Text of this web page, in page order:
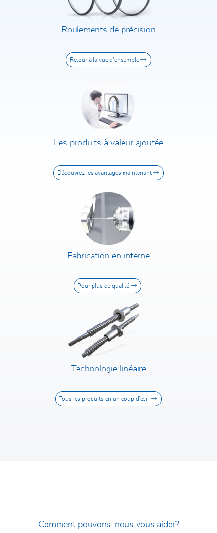
politique de confidentialité
l'accepte. En soumettant le formulaire de
contact, j'accepte que mes données soient
contact par leur intermédiaire.
Roulements de précision
Retour à la vue d'ensemble
Les produits à valeur ajoutée
Découvrez les avantages maintenant
Fabrication en interne
Pour plus de qualité
Technologie linéaire
Tous les produits en un coup d’œil
Comment pouvons-nous vous aider?